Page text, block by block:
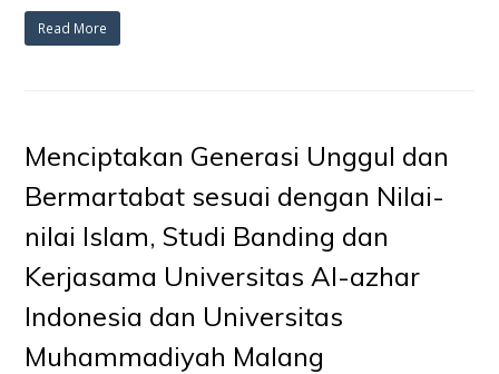
Read More
Menciptakan Generasi Unggul dan
Bermartabat sesuai dengan Nilai-
nilai Islam, Studi Banding dan
Kerjasama Universitas Al-azhar
Indonesia dan Universitas
Muhammadiyah Malang